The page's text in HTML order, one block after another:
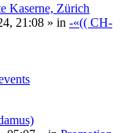
Kaserne, Zürich
21:08 » in -«(( CH-